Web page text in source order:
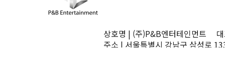
상호명 | (주)P&B엔터테인먼트
주소 | 서울특별시 강남구 삼성로